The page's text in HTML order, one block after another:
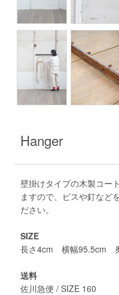
Hanger
壁掛けタイプの木製コー
ますので、ビスや釘など
ださい。
SIZE
長さ4cm 横幅95.5cm
送料
佐川急便 / SIZE 160